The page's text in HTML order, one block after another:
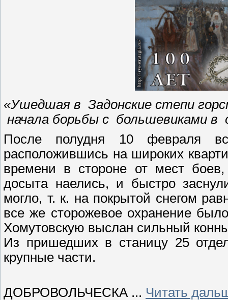
«Ушедшая в Задонские степи
начала борьбы с большевиками
После полудня 10 февраля
расположившись на широких
времени в стороне от мест
досыта наелись, и быстро
могло, т. к. на покрытой снегом
все же сторожевое охранение
Хомутовскую выслан сильный
Из пришедших в станицу 25
крупные части.
ДОБРОВОЛЬЧЕСКА ... Читать